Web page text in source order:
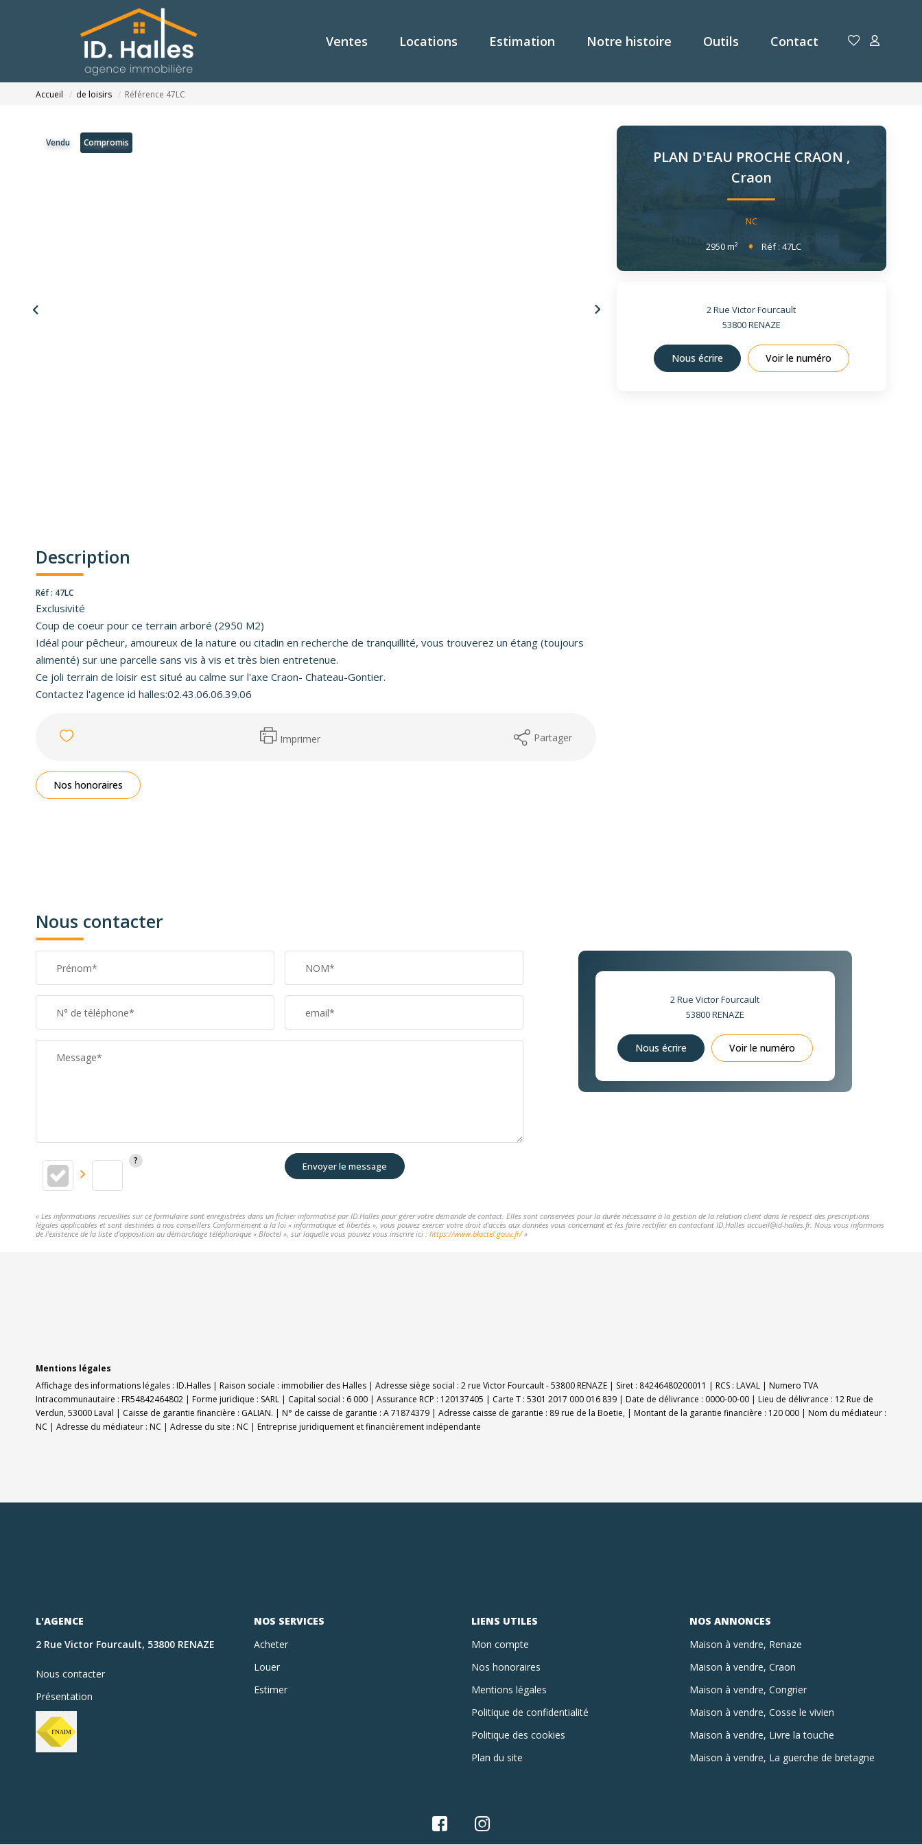
Ventes Locations Estimation Notre histoire Outils Contact
Accueil de loisirs Référence 47LC
Vendu Compromis
Description
Réf : 47LC
Exclusivité
Coup de coeur pour ce terrain arboré (2950 M2)
Idéal pour pêcheur, amoureux de la nature ou citadin en recherche de tranquillité, vous trouverez un étang (toujours
alimenté) sur une parcelle sans vis à vis et très bien entretenue.
Ce joli terrain de loisir est situé au calme sur l'axe Craon- Chateau-Gontier.
Contactez l'agence id halles:02.43.06.06.39.06
Imprimer Partager
Nos honoraires
PLAN D'EAU PROCHE CRAON ,
Craon
NC
2950m² Réf : 47LC
2 Rue Victor Fourcault
53800RENAZE
Nous écrire Voir le numéro
Nous contacter
Prénom* NOM*
N° de téléphone* email*
Message*
Envoyer le message
2 Rue Victor Fourcault
53800RENAZE
Nous écrire Voir le numéro
« Les informations recueillies sur ce formulaire sont enregistrées dans un fichier informatisé par ID.Halles pour gérer votre demande de contact. Elles sont conservées pour la durée nécessaire à la gestion de la relation client dans le respect des prescriptions
légales applicables et sont destinées à nos conseillers Conformément à la loi « informatique et libertés », vous pouvez exercer votre droit d'accès aux données vous concernant et les faire rectifier en contactant ID.Halles accueil@id-halles.fr. Nous vous informons
de l'existence de la liste d'opposition au démarchage téléphonique « Bloctel », sur laquelle vous pouvez vous inscrire ici : https://www.bloctel.gouv.fr/»
Mentions légales
Affichage des informations légales : ID.Halles | Raison sociale : immobilier des Halles | Adresse siège social : 2 rue Victor Fourcault - 53800 RENAZE | Siret : 84246480200011 | RCS : LAVAL | Numero TVA
Intracommunautaire : FR54842464802 | Forme juridique : SARL | Capital social : 6 000 | Assurance RCP : 120137405 | Carte T : 5301 2017 000 016 839 | Date de délivrance : 0000-00-00 | Lieu de délivrance : 12 Rue de
Verdun, 53000 Laval | Caisse de garantie financière : GALIAN. | N° de caisse de garantie : A 71874379 | Adresse caisse de garantie : 89 rue de la Boetie, | Montant de la garantie financière : 120 000 | Nom du médiateur :
NC | Adresse du médiateur : NC | Adresse du site : NC | Entreprise juridiquement et financièrement indépendante
L'AGENCE
2 Rue Victor Fourcault, 53800 RENAZE
Nous contacter
Présentation
NOS SERVICES
Acheter
Louer
Estimer
LIENS UTILES
Mon compte
Nos honoraires
Mentions légales
Politique de confidentialité
Politique des cookies
Plan du site
NOS ANNONCES
Maison à vendre, Renaze
Maison à vendre, Craon
Maison à vendre, Congrier
Maison à vendre, Cosse le vivien
Maison à vendre, Livre la touche
Maison à vendre, La guerche de bretagne